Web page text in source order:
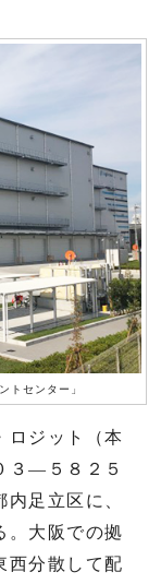
トセンター」
ジット（本
３—５８２５
足立区に、
。大阪での拠
西分散して配